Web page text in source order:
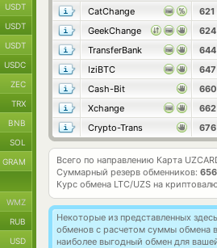
CatChange 621
GeekChange
TransferBank
IziBTC
Cash-Bit
Xchange
Crypto-Trans
Всего по направлению Карта
Суммарный резерв обменников:
Курс обмена LTC/UZS на
Некоторые из представленных
обменов с расчетом суммы обмена
наиболее выгодный обмен для
USDT
USDT
USDT
USDC
ZEC
TRX
BNB
SOL
GRAM
WMZ
RUB
USD